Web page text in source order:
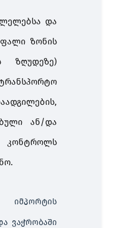
და
ზონის
ზღუდეზე)
ან/და
ვაჭრობაში